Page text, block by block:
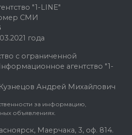
"1-LINE"
СМИ
года
с ограниченной
агентство "1-
Кузнецов Андрей Михайлович
за информацию,
объявлениях.
Маерчака, 3, оф. 814.